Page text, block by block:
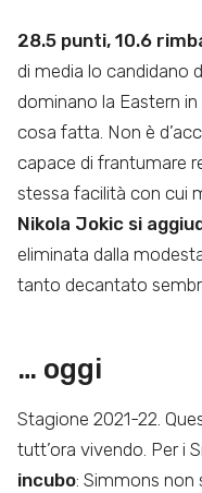
28.5 punti, 10.6
di media lo candidano
dominano la Eastern
cosa fatta. Non è
capace di frantumare
stessa facilità con cui
Nikola Jokic si
eliminata dalla
tanto decantato
… oggi
Stagione 2021-22.
tutt’ora vivendo. Per i
incubo: Simmons non